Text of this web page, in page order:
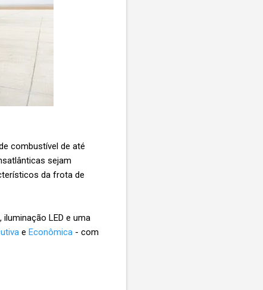
combustível de até
sejam
da frota de
LED e uma
e Econômica - com